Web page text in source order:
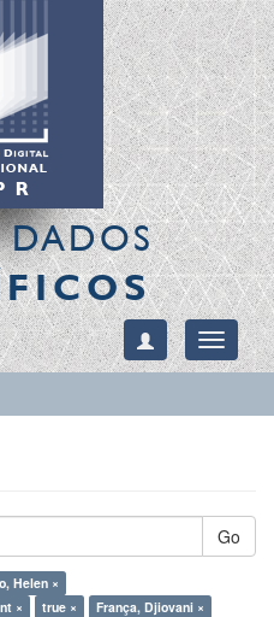
DADOS
Toggle
Go
Helen ×
×
true ×
França, Djiovani ×